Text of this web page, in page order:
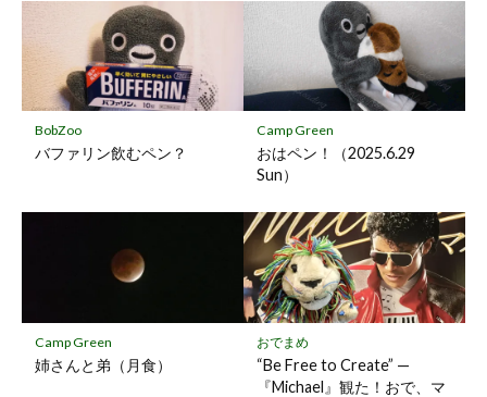
マ
ー
ク
に
存
BobZoo
バファリン飲むペン？
Camp Green
おはペン！（2025.6.29
Sun）
Camp Green
姉さんと弟（月食）
おでまめ
“Be Free to Create” —
『Michael』観た！おで、マ